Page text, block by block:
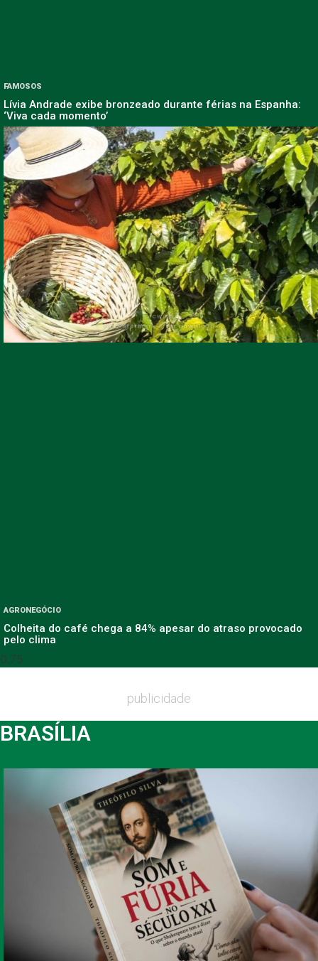
FAMOSOS
Lívia Andrade exibe bronzeado durante férias na Espanha:
‘Viva cada momento’
AGRONEGÓCIO
Colheita do café chega a 84% apesar do atraso provocado
pelo clima
publicidade
BRASÍLIA